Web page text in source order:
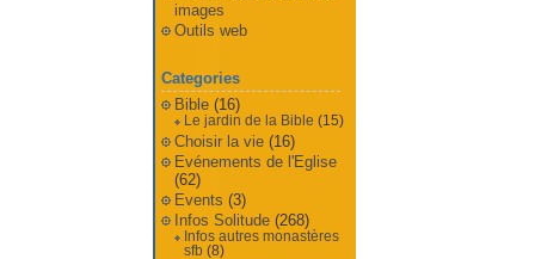
images
Outils web
Categories
Bible(16)
Le jardin de la Bible (15)
Choisir la vie(16)
Evénements de l'Eglise
(62)
Events (3)
Infos Solitude(268)
Infos autres monastères
sfb(8)